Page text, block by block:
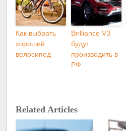
Как выбрать
хороший
велосипед
Brilliance V3
будут
производить в
РФ
Related Articles